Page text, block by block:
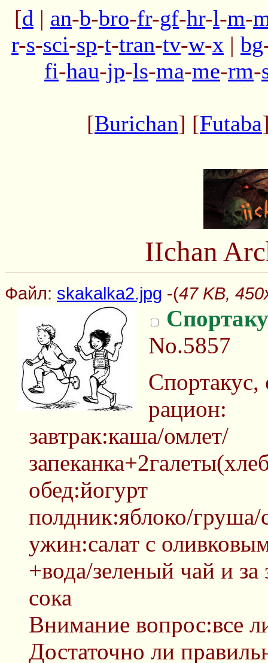
[d | an-b-bro-fr-gf-hr-l-m-
r-s-sci-sp-t-tran-tv-w-x | bg
fi-hau-jp-ls-ma-me-rm-
[Burichan] [Futaba
IIchan
Файл: skakalka2.jpg -(47 KB,
No.5857
Спортакус,
рацион:
завтрак:каша/омлет/
обед:йогурт
полдник:яблоко/груша/
ужин:салат с
+вода/зеленый чай и за
сока
Внимание вопрос:все
Достаточно ли